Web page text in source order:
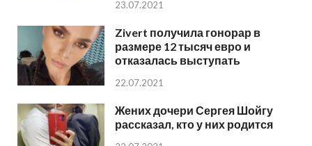
23.07.2021
Zivert получила гонорар в
размере 12 тысяч евро и
отказалась выступать
22.07.2021
Жених дочери Сергея Шойгу
рассказал, кто у них родится